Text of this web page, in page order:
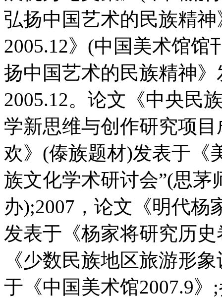
弘扬中国艺术的民族精
2005.12》(中国美术馆馆
扬中国艺术的民族精神
2005.12。论文《中央民
学新思维与创作研究项
欢》(傣族题材)发表于《
族文化学术研讨会”(思
办);2007，论文《明代杨
发表于《杨家将研究历
《少数民族地区旅游形
于《中国美术馆2007.9